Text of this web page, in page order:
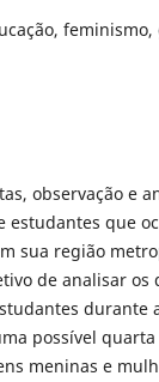
observação e
estudantes que
sua região
de analisar os
durante
possível
meninas e